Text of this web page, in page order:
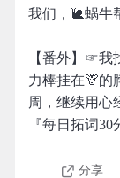
我们，🐌蜗牛
【番外】☞我
力棒挂在🦒的
周，继续用心
『每日拓词30
分享